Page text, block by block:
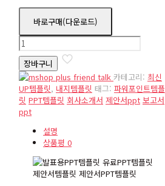
바로구매(다운로드)
inside2
수
량장바구니
카테고리: 최신
UP템플릿, 내지템플릿 태그: 파워포인트템플
릿 PPT템플릿 회사소개서 제안서ppt 보고서
ppt
설명
상품평 0